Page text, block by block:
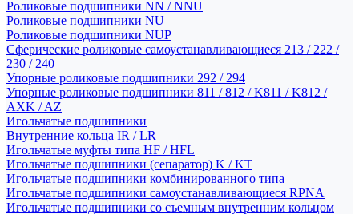
Роликовые подшипники NN / NNU
Роликовые подшипники NU
Роликовые подшипники NUP
Сферические роликовые самоустанавливающиеся 213 / 222 /
230 / 240
Упорные роликовые подшипники 292 / 294
Упорные роликовые подшипники 811 / 812 / K811 / K812 /
AXK / AZ
Игольчатые подшипники
Внутренние кольца IR / LR
Игольчатые муфты типа HF / HFL
Игольчатые подшипники (сепаратор) K / KT
Игольчатые подшипники комбинированного типа
Игольчатые подшипники самоустанавливающиеся RPNA
Игольчатые подшипники со съемным внутренним кольцом